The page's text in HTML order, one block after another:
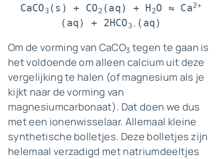
CaCO3 (s) + CO2 (aq) + H2O ⇋ Ca2+
(aq) + 2HCO3- (aq)
Om de vorming van CaCO3 tegen te gaan is
het voldoende om alleen calcium uit deze
vergelijking te halen (of magnesium als je
kijkt naar de vorming van
magnesiumcarbonaat). Dat doen we dus
met een ionenwisselaar. Allemaal kleine
synthetische bolletjes. Deze bolletjes zijn
helemaal verzadigd met natriumdeeltjes